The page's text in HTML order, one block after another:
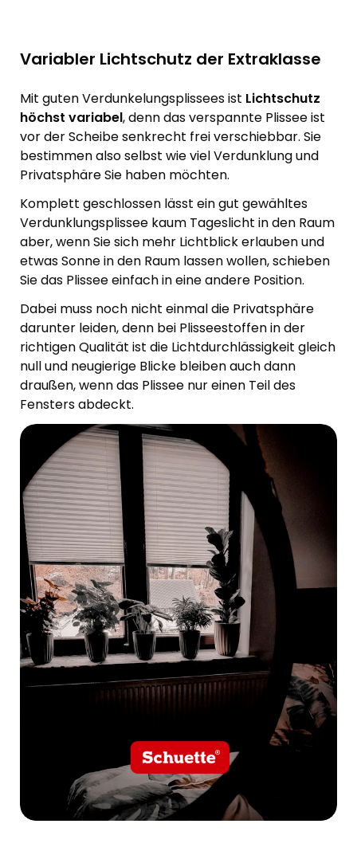
Variabler Lichtschutz der Extraklasse
Mit guten Verdunkelungsplissees ist Lichtschutz
höchst variabel, denn das verspannte Plissee ist
vor der Scheibe senkrecht frei verschiebbar. Sie
bestimmen also selbst wie viel Verdunklung und
Privatsphäre Sie haben möchten.
Komplett geschlossen lässt ein gut gewähltes
Verdunklungsplissee kaum Tageslicht in den Raum
aber, wenn Sie sich mehr Lichtblick erlauben und
etwas Sonne in den Raum lassen wollen, schieben
Sie das Plissee einfach in eine andere Position.
Dabei muss noch nicht einmal die Privatsphäre
darunter leiden, denn bei Plisseestoffen in der
richtigen Qualität ist die Lichtdurchlässigkeit gleich
null und neugierige Blicke bleiben auch dann
draußen, wenn das Plissee nur einen Teil des
Fensters abdeckt.